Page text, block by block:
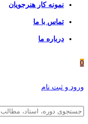
نمونه کار هنرجویان
تماس با ما
درباره ما
0
ورود و ثبت نام